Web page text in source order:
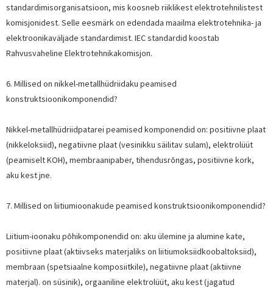
standardimisorganisatsioon, mis koosneb riiklikest elektrotehnilistest
komisjonidest. Selle eesmärk on edendada maailma elektrotehnika- ja
elektroonikaväljade standardimist. IEC standardid koostab
Rahvusvaheline Elektrotehnikakomisjon.
6. Millised on nikkel-metallhüdriidaku peamised
konstruktsioonikomponendid?
Nikkel-metallhüdriidpatarei peamised komponendid on: positiivne plaat
(nikkeloksiid), negatiivne plaat (vesinikku säilitav sulam), elektrolüüt
(peamiselt KOH), membraanipaber, tihendusrõngas, positiivne kork,
aku kest jne.
7. Millised on liitiumioonakude peamised konstruktsioonikomponendid?
Liitium-ioonaku põhikomponendid on: aku ülemine ja alumine kate,
positiivne plaat (aktiivseks materjaliks on liitiumoksiidkoobaltoksiid),
membraan (spetsiaalne komposiitkile), negatiivne plaat (aktiivne
materjal). on süsinik), orgaaniline elektrolüüt, aku kest (jagatud